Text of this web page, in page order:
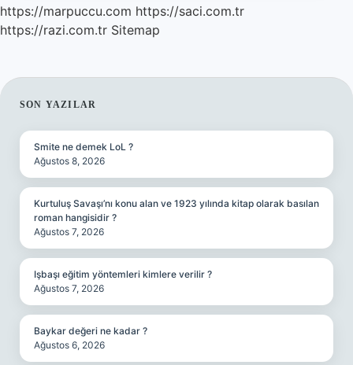
https://marpuccu.com https://saci.com.tr
https://razi.com.tr Sitemap
SIDEBAR
SON YAZILAR
Smite ne demek LoL ?
Ağustos 8, 2026
Kurtuluş Savaşı’nı konu alan ve 1923 yılında kitap olarak basılan
roman hangisidir ?
Ağustos 7, 2026
Işbaşı eğitim yöntemleri kimlere verilir ?
Ağustos 7, 2026
Baykar değeri ne kadar ?
Ağustos 6, 2026